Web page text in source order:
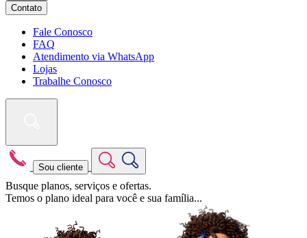
Contato
Fale Conosco
FAQ
Atendimento via WhatsApp
Lojas
Trabalhe Conosco
Sou cliente
Busque planos, serviços e ofertas.
Temos o plano ideal para você e sua família...